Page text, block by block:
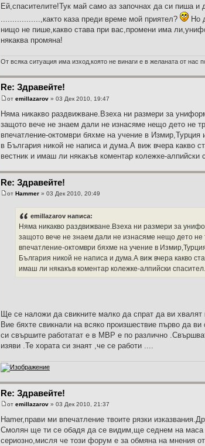
Ей,спасителите!Тук май само аз започнах да си пиша
.................,както каза преди време мой приятел?
Но
нищо не пише,какво става при вас,промени има
някаква промяна!
От всяка ситуация има изход,която не винаги е в желаната от нас
Re: Здравейте!
от emillazarov » 03 Дек 2010, 19:47
Няма никакво раздвижване.Взеха ни размери за
защото вече не знаем дали не изнасяме нещо дето не
впечатление-октомври бяхме на учение в
в България никой не написа и дума.А виж вчера какво
вестник и имаш ли някакъв коментар колежке-алпийски
Re: Здравейте!
от Hammer » 03 Дек 2010, 20:49
emillazarov написа:
Няма никакво раздвижване.Взеха ни размери за
защото вече не знаем дали не изнасяме нещо дето не
впечатление-октомври бяхме на учение в
България никой не написа и дума.А виж вчера какво
имаш ли някакъв коментар колежке-алпийски спасител.
Ще се наложи да свикните малко да спрат да ви
Вие бяхте свикнали на всяко произшествие първо да
си свършите работатат е в МВР е по различно
изяви .Те хората си знаят ,че се работи ....
Re: Здравейте!
от emillazarov » 03 Дек 2010, 21:37
Hamer,прави ми впечатление твоите рязки
Смолян ще ти се обадя да се видим,ще седнем на
сериозно,мисля че този форум е за обмяна на мнения